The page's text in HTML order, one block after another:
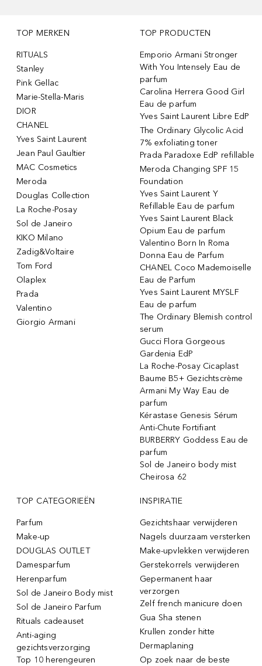
TOP MERKEN
RITUALS
Stanley
Pink Gellac
Marie-Stella-Maris
DIOR
CHANEL
Yves Saint Laurent
Jean Paul Gaultier
MAC Cosmetics
Meroda
Douglas Collection
La Roche-Posay
Sol de Janeiro
KIKO Milano
Zadig&Voltaire
Tom Ford
Olaplex
Prada
Valentino
Giorgio Armani
TOP PRODUCTEN
Emporio Armani Stronger
With You Intensely Eau de
parfum
Carolina Herrera Good Girl
Eau de parfum
Yves Saint Laurent Libre EdP
The Ordinary Glycolic Acid
7% exfoliating toner
Prada Paradoxe EdP refillable
Meroda Changing SPF 15
Foundation
Yves Saint Laurent Y
Refillable Eau de parfum
Yves Saint Laurent Black
Opium Eau de parfum
Valentino Born In Roma
Donna Eau de Parfum
CHANEL Coco Mademoiselle
Eau de Parfum
Yves Saint Laurent MYSLF
Eau de parfum
The Ordinary Blemish control
serum
Gucci Flora Gorgeous
Gardenia EdP
La Roche-Posay Cicaplast
Baume B5+ Gezichtscrème
Armani My Way Eau de
parfum
Kérastase Genesis Sérum
Anti-Chute Fortifiant
BURBERRY Goddess Eau de
parfum
Sol de Janeiro body mist
Cheirosa 62
TOP CATEGORIEËN
Parfum
Make-up
DOUGLAS OUTLET
Damesparfum
Herenparfum
Sol de Janeiro Body mist
Sol de Janeiro Parfum
Rituals cadeauset
Anti-aging
gezichtsverzorging
Top 10 herengeuren
INSPIRATIE
Gezichtshaar verwijderen
Nagels duurzaam versterken
Make-upvlekken verwijderen
Gerstekorrels verwijderen
Gepermanent haar
verzorgen
Zelf french manicure doen
Gua Sha stenen
Krullen zonder hitte
Dermaplaning
Op zoek naar de beste